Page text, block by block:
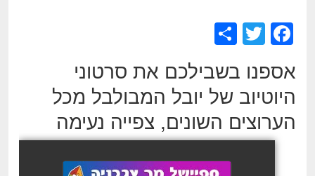
F
c
e
b
o
T
tt
er
ar
e
אספנו בשבילכם את סרטוני
היוטיוב של יובל המבולבל מכל
הערוצים השונים, צפייה נעימה